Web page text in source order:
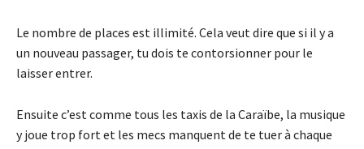
Le nombre de places est illimité. Cela veut dire que si il y a
un nouveau passager, tu dois te contorsionner pour le
laisser entrer.
Ensuite c’est comme tous les taxis de la Caraïbe, la musique
y joue trop fort et les mecs manquent de te tuer à chaque